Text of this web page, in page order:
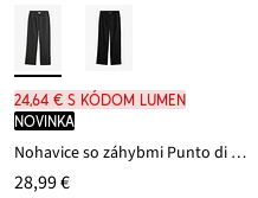
24,64 € s kódom LUMEN
novinka
Nohavice so záhybmi Punto di Roma
28,99 €